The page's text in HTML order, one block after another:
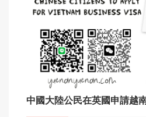
中國大陸公民在英國申請越